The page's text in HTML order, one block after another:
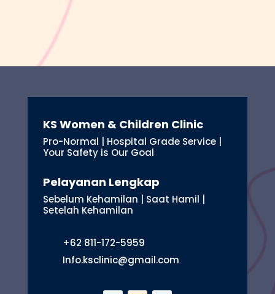
KS Women & Children Clinic
Pro-Normal | Hospital Grade Service |
Your Safety is Our Goal
Pelayanan Lengkap
Sebelum Kehamilan | Saat Hamil |
Setelah Kehamilan
+62 811-172-5959
Info.ksclinic@gmail.com